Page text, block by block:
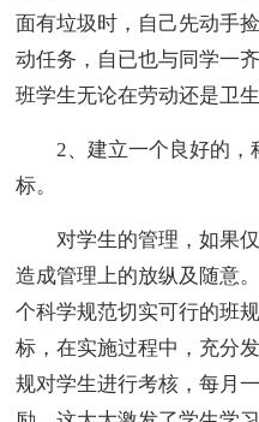
面有垃圾时，自己先动手
动任务，自已也与同学一
班学生无论在劳动还是卫
2、建立一个良好的，
标。
对学生的管理，如果
造成管理上的放纵及随意
个科学规范切实可行的班
标，在实施过程中，充分
规对学生进行考核，每月